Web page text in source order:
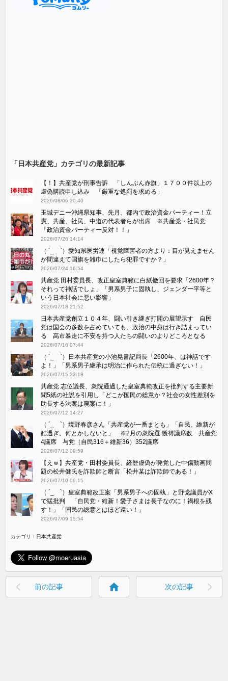
「日本共産党」カテゴリの最新記事
【！】共産党が刑事告訴 「しんぶん赤旗」１７００件以上の
虚偽購読申し込み 「厳重な処罰を求める」
2026/08/06 20:40
玉城デニー沖縄県知事、先月、都内で政治資金パーティー！立
憲、共産、社民、中道の代表者らが出席 ※共産党・社民党
「政治資金パーティー反対！！」
2026/07/26 14:14
（ ´_ゝ`）愛知県医労連「視覚障害者の方より：目が見えません
が間違えて国旗を雑巾にしたら犯罪ですか？」
2026/07/24 16:54
共産党 田村委員長、改正皇室典範に白紙撤回を要求「2600年？
それって神話でしょ」「男系男子に固執し、ジェンダー平等と
いう日本社会に悪い影響」
2026/07/18 21:52
日本共産党創立１０４年、闘い引き継ぎ打開の展望示す 自民
党は国会の多数を占めていても、政治の中身は行き詰まってい
る 高市暴走に不安を持つ人たちの闘いのよりどころとなる
2026/07/16 07:44
（ ´_ゝ`）日本共産党の小池晃書記局長「2600年、は神話です
よ！」「​男系男子継承は明治に作られた伝統に過ぎない！」
2026/07/15 23:18
共産党 志位議長、衆院通過した皇室典範改正を批判する主要新
聞5紙の社説を引用し「どこが国民の総意か？社会の女性差別を
助長する法案は廃案に！」
2026/07/12 14:27
（ ´_ゝ`）境野春彦さん「共産党が一番まとも」「自民、維新が
酷過ぎ。何とかしないと」 ※2月の衆院選 獲得議席数 共産党
4議席 与党（自民316＋維新36）352議席
2026/07/12 09:59
【えｗ】共産党・田村委員長、経歴虚偽が発覚した中傷動画問
題の松井健氏を詐欺師と断言「松井某は詐欺師である！」
2026/07/10 09:15
（ ´_ゝ`）皇室典範改正案「男系男子への固執」と野党議員がX
で猛批判 「自民党・維新！愛子さまは長子なのに！禍根を残
す！」「国民の総意とはほど遠い！」
2026/07/09 15:54
カテゴリ： 日本共産党
前の記事 home 次の記事